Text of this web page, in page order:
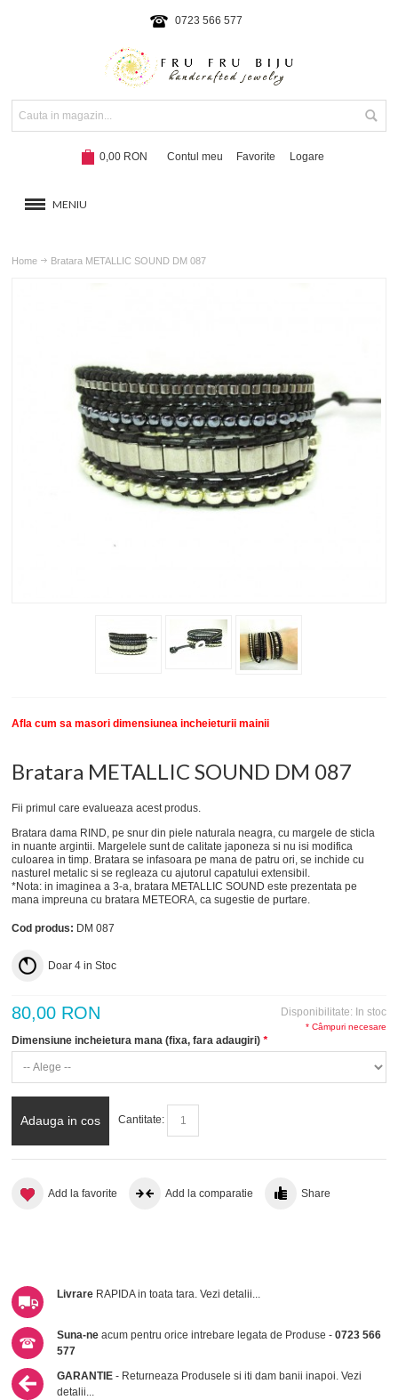
0723 566 577
0,00 RON Contul meu Favorite Logare
MENIU
NOUTATI 2024 Hot!
SETURI BRATARI New
COLECTII BRATARI
Home Bratara METALLIC SOUND DM 087
Afla cum sa masori dimensiunea incheieturii mainii
Bratara METALLIC SOUND DM 087
Fii primul care evalueaza acest produs.
Bratara dama RIND, pe snur din piele naturala neagra, cu margele de sticla
in nuante argintii. Margelele sunt de calitate japoneza si nu isi modifica
culoarea in timp. Bratara se infasoara pe mana de patru ori, se inchide cu
nasturel metalic si se regleaza cu ajutorul capatului extensibil.
*Nota: in imaginea a 3-a, bratara METALLIC SOUND este prezentata pe
mana impreuna cu bratara METEORA, ca sugestie de purtare.
Cod produs: DM 087
Doar4 in Stoc
Disponibilitate: In stoc
80,00 RON
*
Dimensiune incheietura mana (fixa, fara adaugiri)
* Câmpuri necesare
Adauga in cos Cantitate:
Add la favorite Add la comparatie Share
Livrare RAPIDA in toata tara.Vezi detalii...
Suna-ne acum pentru orice intrebare legata de Produse -0723 566
577
GARANTIE - Returneaza Produsele si iti dam banii inapoi.Vezi
detalii...